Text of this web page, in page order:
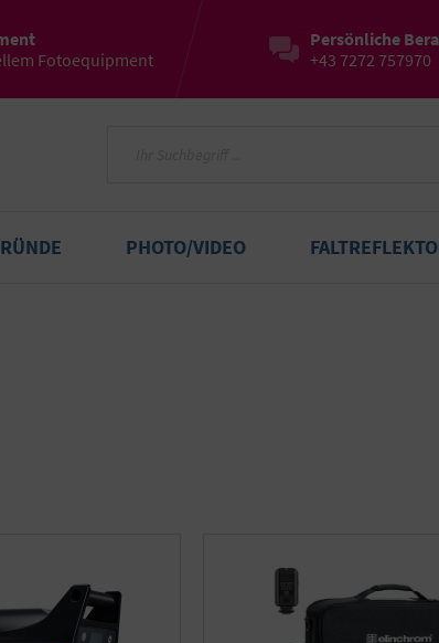
Fotoequipment
Persönliche
+43 7272 757970
PHOTO/VIDEO